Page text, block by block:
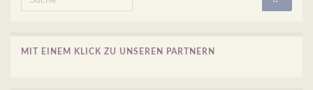
MIT EINEM KLICK ZU UNSEREN PARTNERN